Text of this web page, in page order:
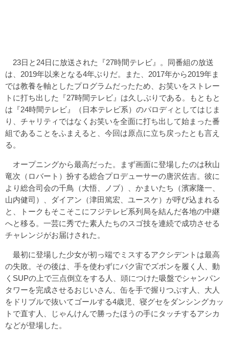
23日と24日に放送された『27時間テレビ』。同番組の放送
は、2019年以来となる4年ぶりだ。また、2017年から2019年ま
では教養を軸としたプログラムだったため、お笑いをストレー
トに打ち出した『27時間テレビ』は久しぶりである。もともと
は『24時間テレビ』（日本テレビ系）のパロディとしてはじま
り、チャリティではなくお笑いを全面に打ち出して始まった番
組であることをふまえると、今回は原点に立ち戻ったとも言え
る。
オープニングから最高だった。まず画面に登場したのは秋山
竜次（ロバート）扮する総合プロデューサーの唐沢佐吉。彼に
より総合司会の千鳥（大悟、ノブ）、かまいたち（濱家隆一、
山内健司）、ダイアン（津田篤宏、ユースケ）が呼び込まれる
と、トークもそこそこにフジテレビ系列局を結んだ各地の中継
へと移る。一芸に秀でた素人たちのスゴ技を連続で成功させる
チャレンジがお届けされた。
最初に登場した少女が初っ端でミスするアクシデントは最高
の失敗。その後は、手を使わずにバク宙でズボンを履く人、動
くSUPの上で三点倒立をする人、頭につけた吸盤でシャンパン
タワーを完成させるおじいさん、缶を手で握りつぶす人、大人
をドリブルで抜いてゴールする4歳児、寝グセをダンシングカッ
トで直す人、じゃんけんで勝ったほうの手にタッチするアシカ
などが登場した。